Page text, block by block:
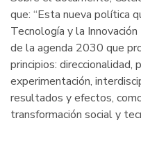
que: “Esta nueva política
Tecnología y la
de la agenda 2030 que
principios: direccionalidad,
experimentación,
resultados y efectos,
transformación social y